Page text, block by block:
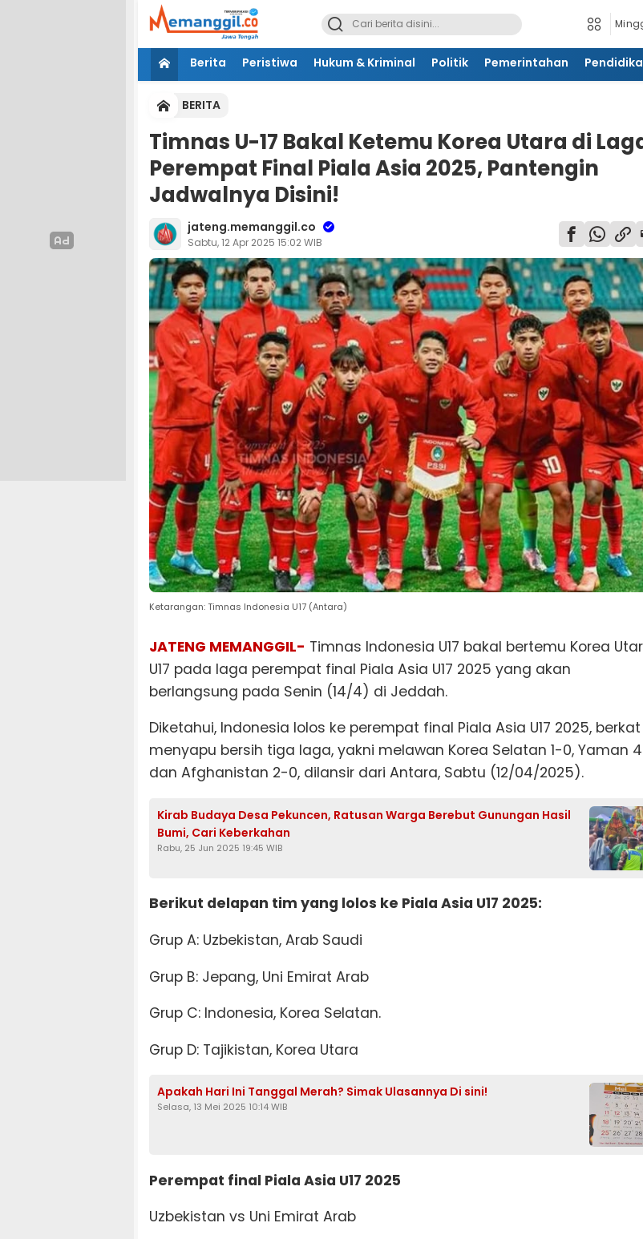
Berita Peristiwa Hukum & Kriminal Politik Pemerintahan
BERITA
Timnas U-17 Bakal Ketemu Korea Utara di
Perempat Final Piala Asia 2025, Pantengin
Jadwalnya Disini!
jateng.memanggil.co
Sabtu, 12 Apr 2025 15:02 WIB
Ketarangan: Timnas Indonesia U17 (Antara)
JATENG MEMANGGIL- Timnas Indonesia U17 bakal bertemu Korea
U17 pada laga perempat final Piala Asia U17 2025 yang akan
berlangsung pada Senin (14/4) di Jeddah.
Diketahui, Indonesia lolos ke perempat final Piala Asia U17 2025, berkat
menyapu bersih tiga laga, yakni melawan Korea Selatan 1-0, Yaman
dan Afghanistan 2-0, dilansir dari Antara, Sabtu (12/04/2025).
Kirab Budaya Desa Pekuncen, Ratusan Warga Berebut Gunungan Hasil
Bumi, Cari Keberkahan
Rabu, 25 Jun 2025 19:45 WIB
Berikut delapan tim yang lolos ke Piala Asia U17 2025:
Grup A: Uzbekistan, Arab Saudi
Grup B: Jepang, Uni Emirat Arab
Grup C: Indonesia, Korea Selatan.
Grup D: Tajikistan, Korea Utara
Apakah Hari Ini Tanggal Merah? Simak Ulasannya Di sini!
Selasa, 13 Mei 2025 10:14 WIB
Perempat final Piala Asia U17 2025
Uzbekistan vs Uni Emirat Arab